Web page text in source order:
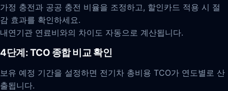
가정 충전과 공공 충전 비율을 조정하고, 할인카드 적용 시 절
감 효과를 확인하세요.
내연기관 연료비와의 차이도 자동으로 계산됩니다.
4단계: TCO 종합 비교 확인
보유 예정 기간을 설정하면 전기차 총비용 TCO가 연도별로 산
출됩니다.